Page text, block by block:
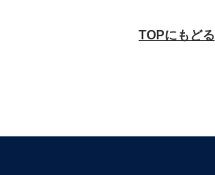
TOPにもどる